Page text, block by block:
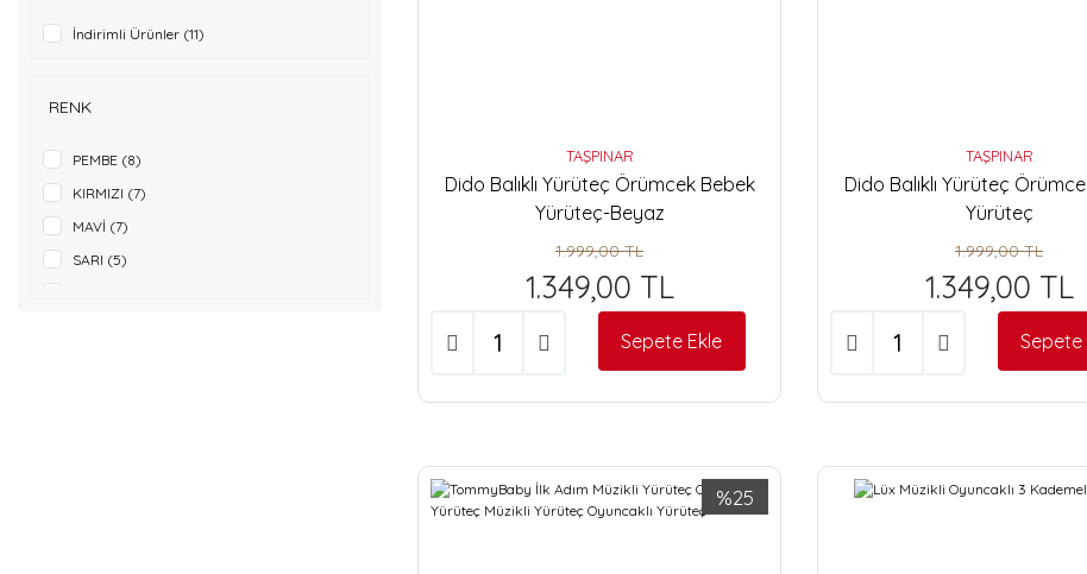
İndirimli Ürünler (11)
RENK
PEMBE (8)
KIRMIZI (7)
MAVİ (7)
SARI (5)
TAŞPINAR
Dido Balıklı Yürüteç Örümcek Bebek
Yürüteç-Beyaz
1.999,00 TL
1.349,00 TL
Sepete Ekle
TAŞPINAR
Dido Balıklı Yürüteç
Yürüteç
1.999,00 TL
1.349,00 TL
Sepete
%25